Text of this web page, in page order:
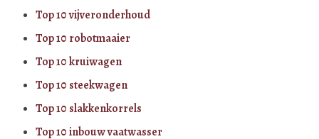
Top 10 vijveronderhoud
Top 10 robotmaaier
Top 10 kruiwagen
Top 10 steekwagen
Top 10 slakkenkorrels
Top 10 inbouw vaatwasser